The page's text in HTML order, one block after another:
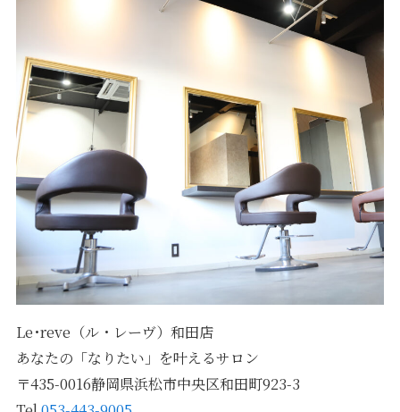
Le･reve（ル・レーヴ）和田店
あなたの「なりたい」を叶えるサロン
〒435-0016静岡県浜松市中央区和田町923-3